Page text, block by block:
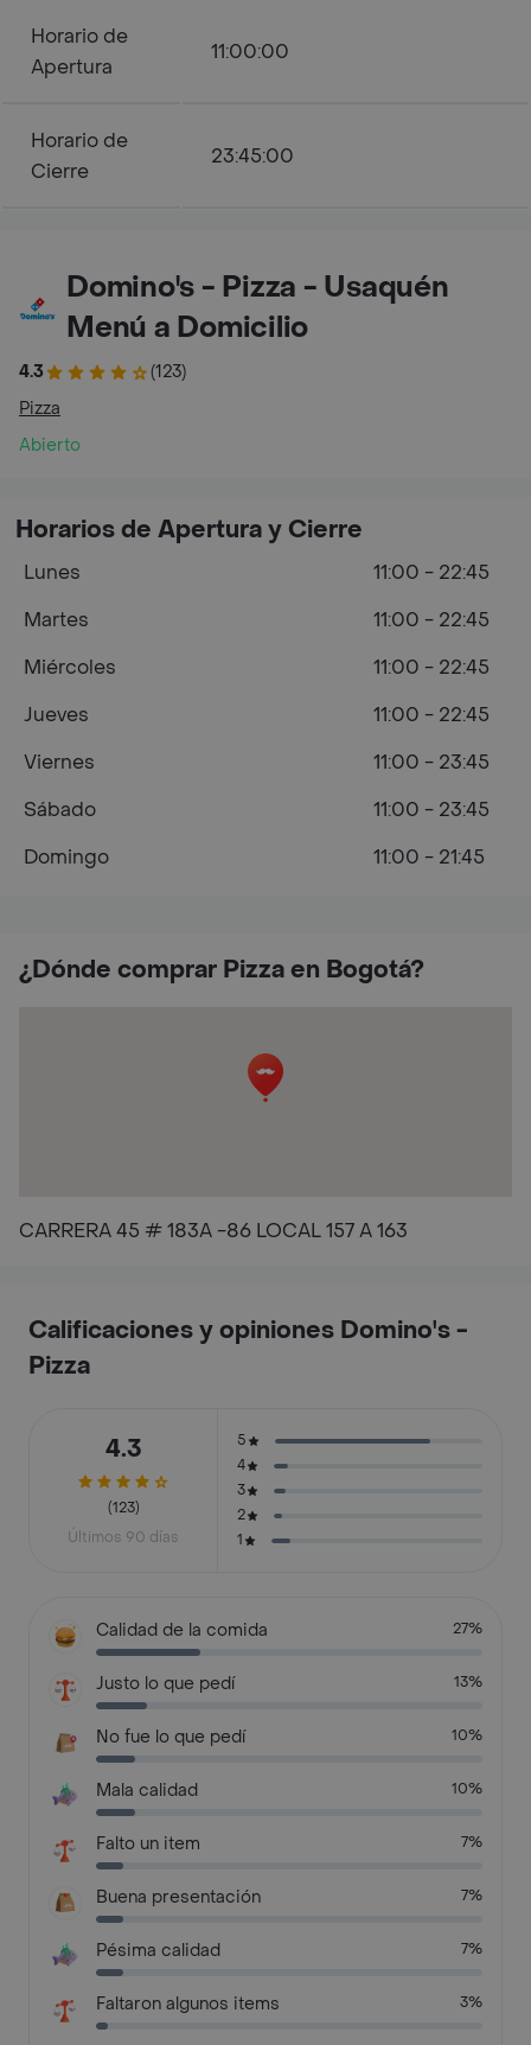
Horario de
Apertura
11:00:00
Horario de
Cierre
23:45:00
Domino's - Pizza - Usaquén
Menú a Domicilio
4.3
(123)
Pizza
Abierto
¿Dónde comprar Pizza en Bogotá?
CARRERA 45 # 183A -86 LOCAL 157 A 163
Horarios de Apertura y Cierre
Lunes
11:00 - 22:45
Martes
11:00 - 22:45
Miércoles
11:00 - 22:45
Jueves
11:00 - 22:45
Viernes
11:00 - 23:45
Sábado
11:00 - 23:45
Domingo
11:00 - 21:45
Calificaciones y opiniones Domino's -
Pizza
4.3
(123)
Últimos 90 días
5
4
3
2
1
Calidad de la comida 27%
Justo lo que pedí 13%
No fue lo que pedí 10%
Mala calidad 10%
Falto un item 7%
Buena presentación 7%
Pésima calidad 7%
Faltaron algunos items 3%